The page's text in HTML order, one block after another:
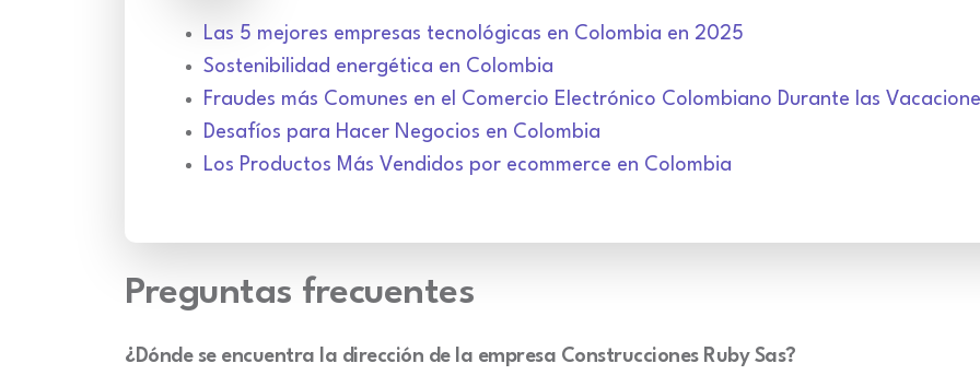
Las 5 mejores empresas tecnológicas en Colombia en 2025
Sostenibilidad energética en Colombia
Fraudes más Comunes en el Comercio Electrónico Colombiano Durante las
Desafíos para Hacer Negocios en Colombia
Los Productos Más Vendidos por ecommerce en Colombia
Preguntas frecuentes
¿Dónde se encuentra la dirección de la empresa Construcciones Ruby Sas?